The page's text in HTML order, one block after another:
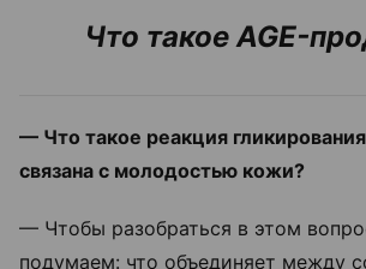
Что такое AGE-
— Что такое реакция
связана с молодостью кожи?
— Чтобы разобраться в этом
подумаем: что объединяет между